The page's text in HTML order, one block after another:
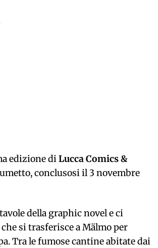
edizione diLucca Comics &
conclusosi il 3 novembre
della graphic novel e ci
si trasferisce a Mälmo per
Tra le fumose cantine abitate dai